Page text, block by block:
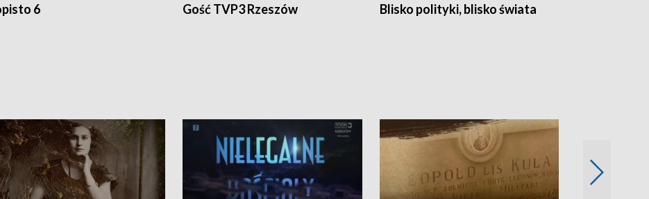
6 Gość TVP3 Rzeszów Blisko polityki, blisko świata